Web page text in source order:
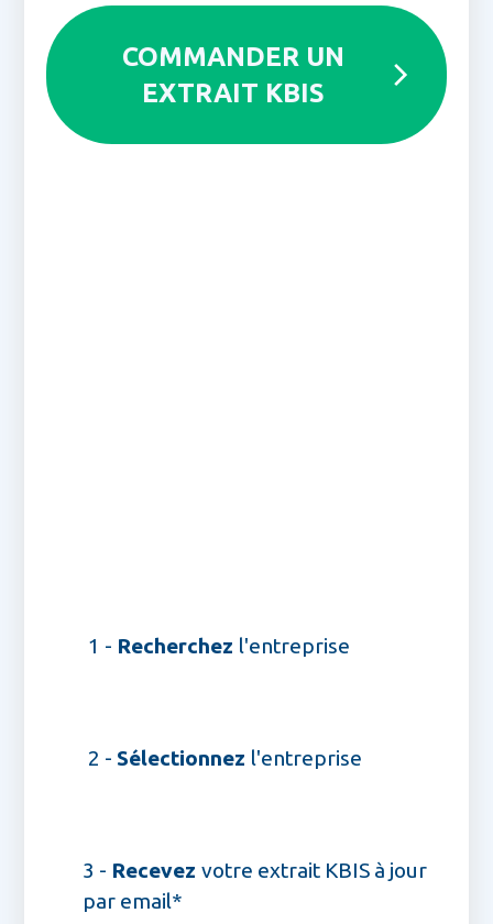
COMMANDER UN
EXTRAIT KBIS
1 - Recherchez l'entreprise
2 - Sélectionnez l'entreprise
3 - Recevez votre extrait KBIS à jour
par email*